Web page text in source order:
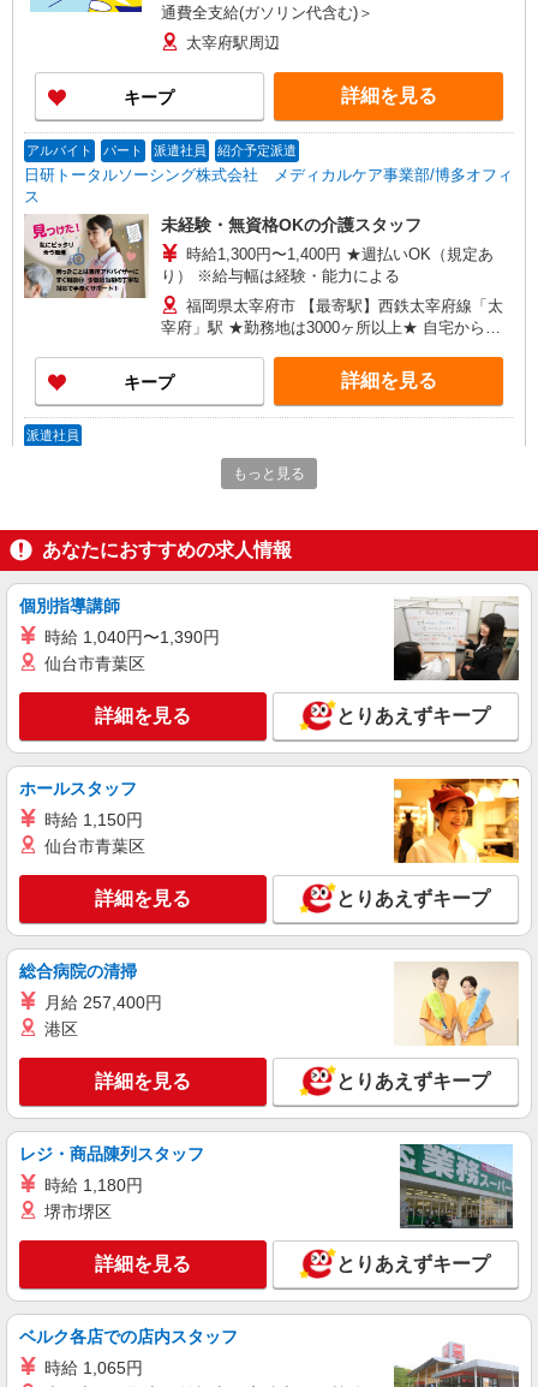
通費全支給(ガソリン代含む)＞
太宰府駅周辺
キープ 詳細を見る
アルバイト パート 派遣社員 紹介予定派遣
日研トータルソーシング株式会社 メディカルケア事業部/博多オフィ
ス
未経験・無資格OKの介護スタッフ
時給1,300円〜1,400円 ★週払いOK（規定あ
り） ※給与幅は経験・能力による
福岡県太宰府市 【最寄駅】西鉄太宰府線「太
宰府」駅 ★勤務地は3000ヶ所以上★ 自宅から通
さい！！
キープ 詳細を見る
派遣社員
株式会社kotrio /●FK-H-2068580
太宰府市のデイサービス♪日勤のみ！残業ゼロ
時給1450円〜2062円 ＜日払い有/週払い有/交
通費全支給(ガソリン代含む)＞
キープ 詳細を見る
株式会社kotrio /●FK-H-2011947
≪太宰府市≫夜勤なし！未経験・ブランクOK
時給1450円〜2062円 ＜日払い有/週払い有/交
キープ 詳細を見る
派遣社員
株式会社kotrio /●FK-H-2066826
太宰府市＊グループホームSTAFF＊経験不問
時給1450円〜2062円 ＜日払い有/週払い有/交
通費全支給(ガソリン代含む)＞
太宰府駅周辺
キープ 詳細を見る
株式会社kotrio /●FK-H-2010160
太宰府市＊少人数グルホで利用者さんと家事や
掃除など♪日払いOK
時給1450円〜2062円 ＜日払い有/週払い有/交
もっと見る
あなたにおすすめの求人情報
個別指導講師
時給 1,040円〜1,390円
仙台市青葉区
詳細を見る とりあえずキープ
ホールスタッフ
時給 1,150円
仙台市青葉区
詳細を見る とりあえずキープ
総合病院の清掃
月給 257,400円
港区
詳細を見る とりあえずキープ
レジ・商品陳列スタッフ
時給 1,180円
堺市堺区
詳細を見る とりあえずキープ
ベルク各店での店内スタッフ
時給 1,065円